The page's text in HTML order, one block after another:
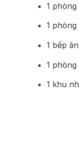
1 phòng
1 phòng
1 bếp ăn
1 phòng
1 khu